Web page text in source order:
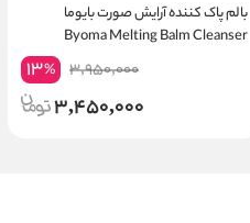
بالم پاک کننده آرایش صورت بایوما
Byoma Melting Balm Cleanser
3,950,000
13%
3,450,000